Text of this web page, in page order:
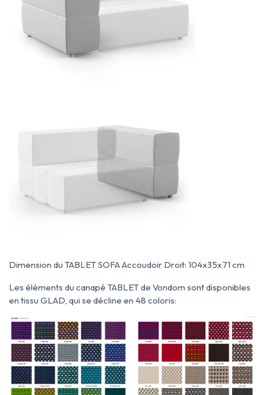
Dimension du TABLET SOFA Accoudoir Droit: 104x35x71 cm
Les éléments du canapé TABLET de Vondom sont disponibles
en tissu GLAD, qui se décline en 48 coloris: